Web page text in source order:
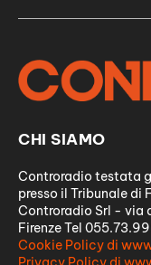
CHI SIAMO
Controradio testata
presso il Tribunale di
Controradio Srl - via
Firenze Tel
Cookie Policy di